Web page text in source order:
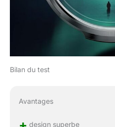
la
Bilan du test
Avantages
design superbe